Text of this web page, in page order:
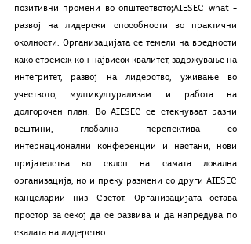
позитивни промени во општеството;AIESEC what –
развој на лидерски способности во практични
околности. Организацијата се темели на вредности
како стремеж кон највисок квалитет, задржување на
интегритет, развој на лидерство, уживање во
учеството, мултикултурализам и работа на
долгорочен план. Во AIESEC се стекнуваат разни
вештини, глобална перспектива со
интернационални конференции и настани, нови
пријателства во склоп на самата локална
организација, но и преку размени со други AIESEC
канцеларии низ Светот. Организацијата остава
простор за секој да се развива и да напредува по
скалата на лидерство.